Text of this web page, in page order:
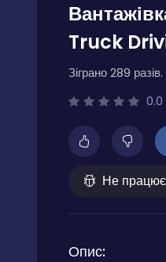
Truck
Зіграно 289 разів.
0.0
Не
Опис: